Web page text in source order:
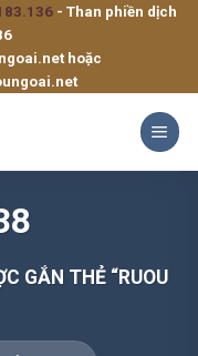
- Than phiền dịch
hoặc
GẮN THẺ “RUOU